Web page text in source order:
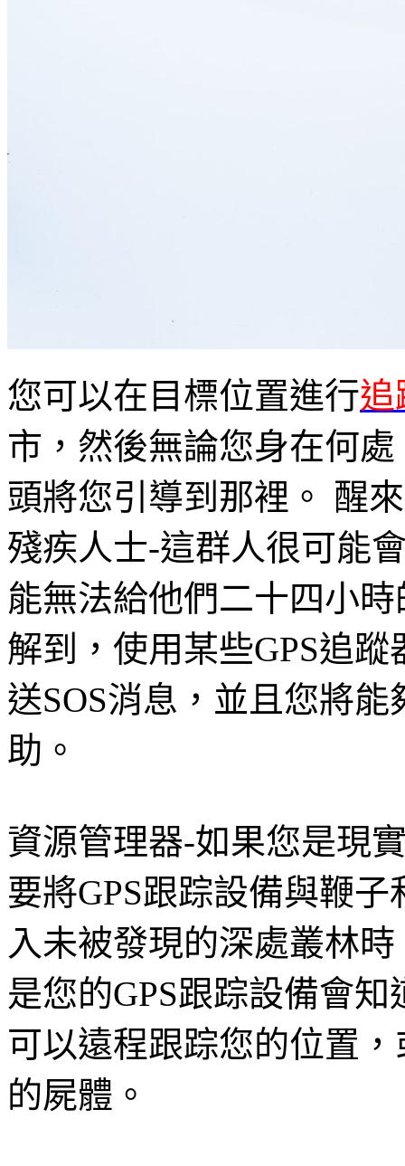
您可以在目標位置進行追
市，然後無論您身在何處
頭將您引導到那裡。 醒
殘疾人士-這群人很可能
能無法給他們二十四小
解到，使用某些GPS追蹤
送SOS消息，並且您將
助。
資源管理器-如果您是現
要將GPS跟踪設備與鞭
入未被發現的深處叢林
是您的GPS跟踪設備會
可以遠程跟踪您的位置
的屍體。